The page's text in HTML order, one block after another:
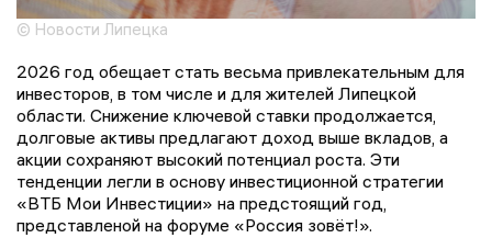
© Новости Липецка
2026 год обещает стать весьма привлекательным для
инвесторов, в том числе и для жителей Липецкой
области. Снижение ключевой ставки продолжается,
долговые активы предлагают доход выше вкладов, а
акции сохраняют высокий потенциал роста. Эти
тенденции легли в основу инвестиционной стратегии
«ВТБ Мои Инвестиции» на предстоящий год,
представленой на форуме «Россия зовёт!».